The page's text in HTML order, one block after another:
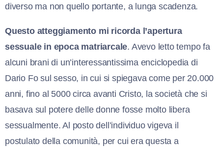
diverso ma non quello portante, a lunga scadenza.
Questo atteggiamento mi ricorda l’apertura
sessuale in epoca matriarcale. Avevo letto tempo fa
alcuni brani di un’interessantissima enciclopedia di
Dario Fo sul sesso, in cui si spiegava come per 20.000
anni, fino al 5000 circa avanti Cristo, la società che si
basava sul potere delle donne fosse molto libera
sessualmente. Al posto dell’individuo vigeva il
postulato della comunità, per cui era questa a